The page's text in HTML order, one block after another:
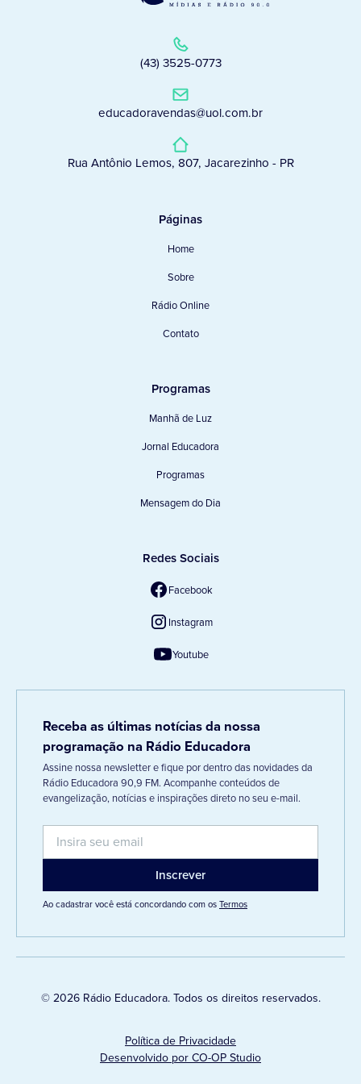
(43) 3525-0773
educadoravendas@uol.com.br
Rua Antônio Lemos, 807, Jacarezinho - PR
Páginas
Home
Sobre
Rádio Online
Contato
Programas
Manhã de Luz
Jornal Educadora
Programas
Mensagem do Dia
Redes Sociais
Facebook
Instagram
Youtube
Receba as últimas notícias da nossa
programação na Rádio Educadora
Assine nossa newsletter e fique por dentro das novidades da
Rádio Educadora 90,9 FM. Acompanhe conteúdos de
evangelização, notícias e inspirações direto no seu e-mail.
Ao cadastrar você está concordando com osTermos
© 2026 Rádio Educadora. Todos os direitos reservados.
Política de Privacidade
Desenvolvido por CO-OP Studio